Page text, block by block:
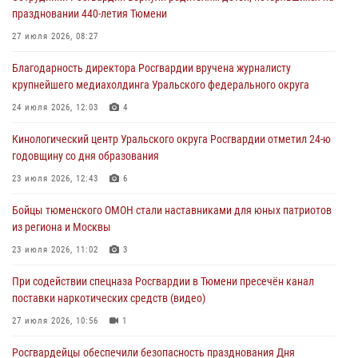
05 августа 2026, 05:22
виновника ДТП
05 августа 2026, 05:15
труженицу тыла из Тюмени
04 августа 2026, 11:07
условиях в Тюменской области (видео)
04 августа 2026, 06:28
праздновании 440-летия Тюмени
27 июля 2026, 08:27
Благодарность директора Росгвардии вручена журналисту
крупнейшего медиахолдинга Уральского федерального округа
24 июля 2026, 12:03 4
Кинологический центр Уральского округа Росгвардии отметил 24-ю
годовщину со дня образования
23 июля 2026, 12:43 6
Бойцы тюменского ОМОН стали наставниками для юных патриотов
из региона и Москвы
23 июля 2026, 11:02 3
При содействии спецназа Росгвардии в Тюмени пресечён канал
поставки наркотических средств (видео)
27 июля 2026, 10:56 1
Росгвардейцы обеспечили безопасность празднования Дня